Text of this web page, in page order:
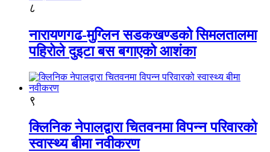
८
नारायणगढ-मुग्लिन सडकखण्डको सिमलतालमा
पहिरोले दुइटा बस बगाएको आशंका
९
क्लिनिक नेपालद्वारा चितवनमा विपन्न परिवारको
स्वास्थ्य बीमा नवीकरण